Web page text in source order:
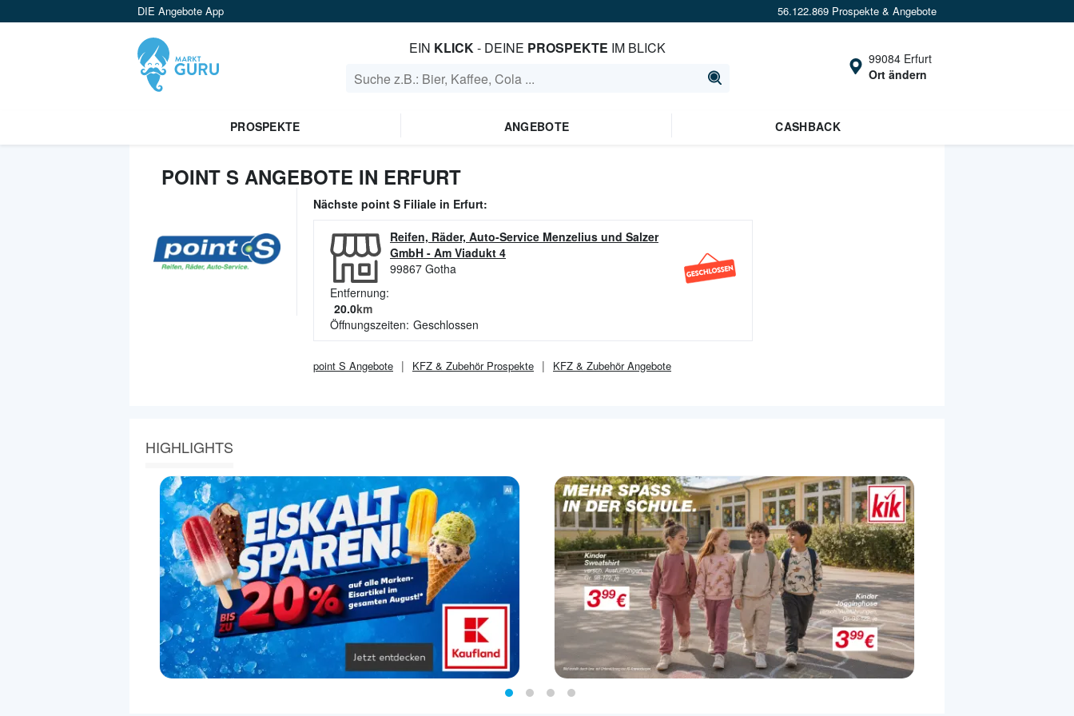
DIE Angebote App 56.122.869 Prospekte & Angebote
EIN KLICK- DEINE PROSPEKTE IM BLICK
99084 Erfurt
Ort ändern
PROSPEKTE ANGEBOTE CASHBACK
POINT S ANGEBOTE IN ERFURT
Nächste point S Filiale in Erfurt:
Reifen, Räder, Auto-Service Menzelius und Salzer
GmbH - Am Viadukt 4
99867 Gotha
Entfernung:
20.0km
Öffnungszeiten: Geschlossen
point S Angebote KFZ & ZubehörProspekte KFZ & ZubehörAngebote
HIGHLIGHTS